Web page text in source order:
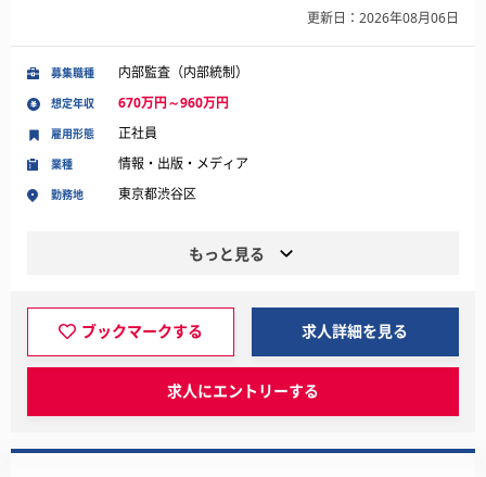
更新日：2026年08月06日
募集職種 内部監査（内部統制）
想定年収 670万円～960万円
業種 情報・出版・メディア
勤務地 東京都渋谷区
雇用形態 正社員
もっと見る
ブックマークする 求人詳細を見る
求人にエントリーする